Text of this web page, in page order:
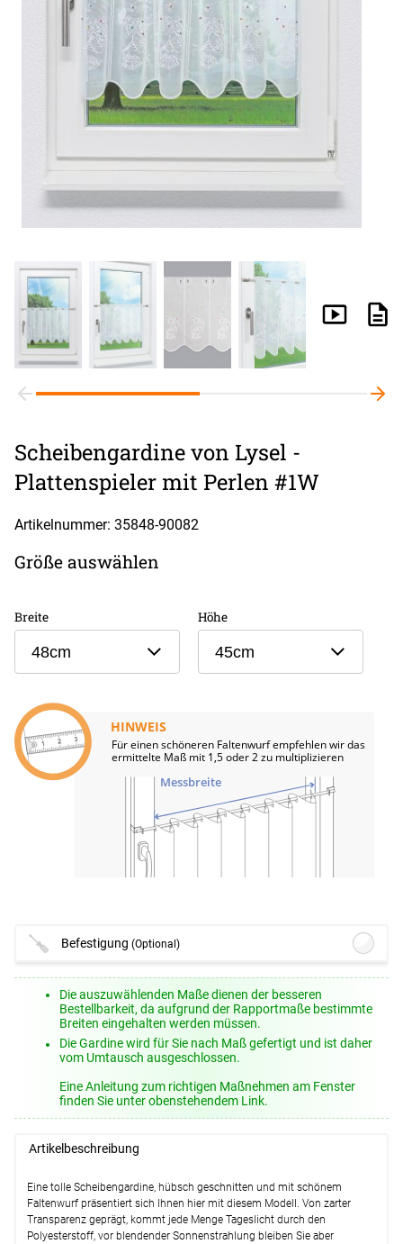
Scheibengardine von Lysel -
Plattenspieler mit Perlen #1W
Artikelnummer: 35848-90082
Größe auswählen
Breite
48cm
Höhe
45cm
Für einen schöneren Faltenwurf empfehlen wir das
ermittelte Maß mit 1,5 oder 2 zu multiplizieren
HINWEIS
Messbreite
Befestigung(Optional)
+10,95 EUR)
Optionen verfügbar, bitte konfigurieren.
Lysel - Spannvitrage zum Klemmen
#1W (ab +30,45 EUR)
Optionen verfügbar, bitte konfigurieren.
Lysel - SET Klemmstangen Smart #1W
Lysel - Klemmstange Light #1W (ab
+12,95 EUR)
Optionen verfügbar, bitte konfigurieren.
Die auszuwählenden Maße dienen der besseren
Bestellbarkeit, da aufgrund der Rapportmaße bestimmte
Breiten eingehalten werden müssen.
Die Gardine wird für Sie nach Maß gefertigt und ist daher
vom Umtausch ausgeschlossen.
Eine Anleitung zum richtigen Maßnehmen am Fenster
finden Sie unter obenstehendem Link.
Artikelbeschreibung
Eine tolle Scheibengardine, hübsch geschnitten und mit schönem
Faltenwurf präsentiert sich Ihnen hier mit diesem Modell. Von zarter
Transparenz geprägt, kommt jede Menge Tageslicht durch den
Polyesterstoff, vor blendender Sonnenstrahlung bleiben Sie aber